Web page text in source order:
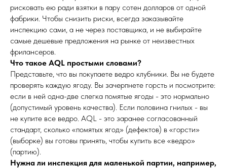
рисковать ею ради взятки в пару сотен долларов от одной
фабрики. Чтобы снизить риски, всегда заказывайте
инспекцию сами, а не через поставщика, и не выбирайте
самые дешевые предложения на рынке от неизвестных
фрилансеров.
Что такое AQL простыми словами?
Представьте, что вы покупаете ведро клубники. Вы не будете
проверять каждую ягоду. Вы зачерпнете горсть и посмотрите:
если в ней одна-две слегка помятые ягоды - это нормально
(допустимый уровень качества). Если половина гнилых - вы
не купите все ведро. AQL - это заранее согласованный
стандарт, сколько «помятых ягод» (дефектов) в «горсти»
(выборке) вы готовы принять, чтобы купить все «ведро»
(партию).
Нужна ли инспекция для маленькой партии, например,